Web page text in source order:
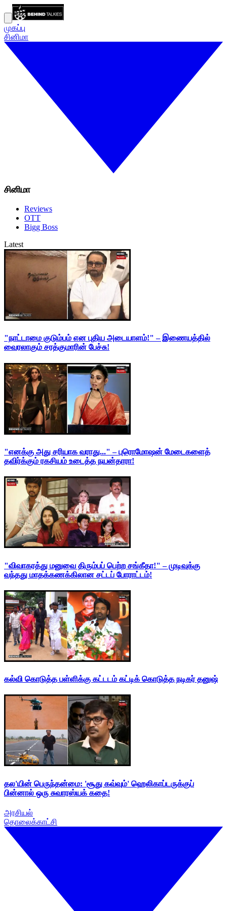
முகப்பு
சினிமா
சினிமா
Reviews
OTT
Bigg Boss
Latest
"நாட்டாமை குடும்பம் என புதிய அடையாளம்!" – இணையத்தில்
வைரலாகும் சரத்குமாரின் பேச்சு!
"எனக்கு அது சரியாக வராது..." – புரொமோஷன் மேடைகளைத்
தவிர்க்கும் ரகசியம் உடைத்த நயன்தாரா!
"விவாகரத்து மனுவை திரும்பப் பெற்ற சங்கீதா!" – முடிவுக்கு
வந்தது மாதக்கணக்கிலான சட்டப் போராட்டம்!
கல்வி கொடுத்த பள்ளிக்கு கட்டடம் கட்டிக் கொடுத்த நடிகர் தனுஷ்
தல'யின் பெருந்தன்மை: 'சூது கவ்வும்' ஹெலிகாப்டருக்குப்
பின்னால் ஒரு சுவாரஸ்யக் கதை!
அரசியல்
தொலைக்காட்சி